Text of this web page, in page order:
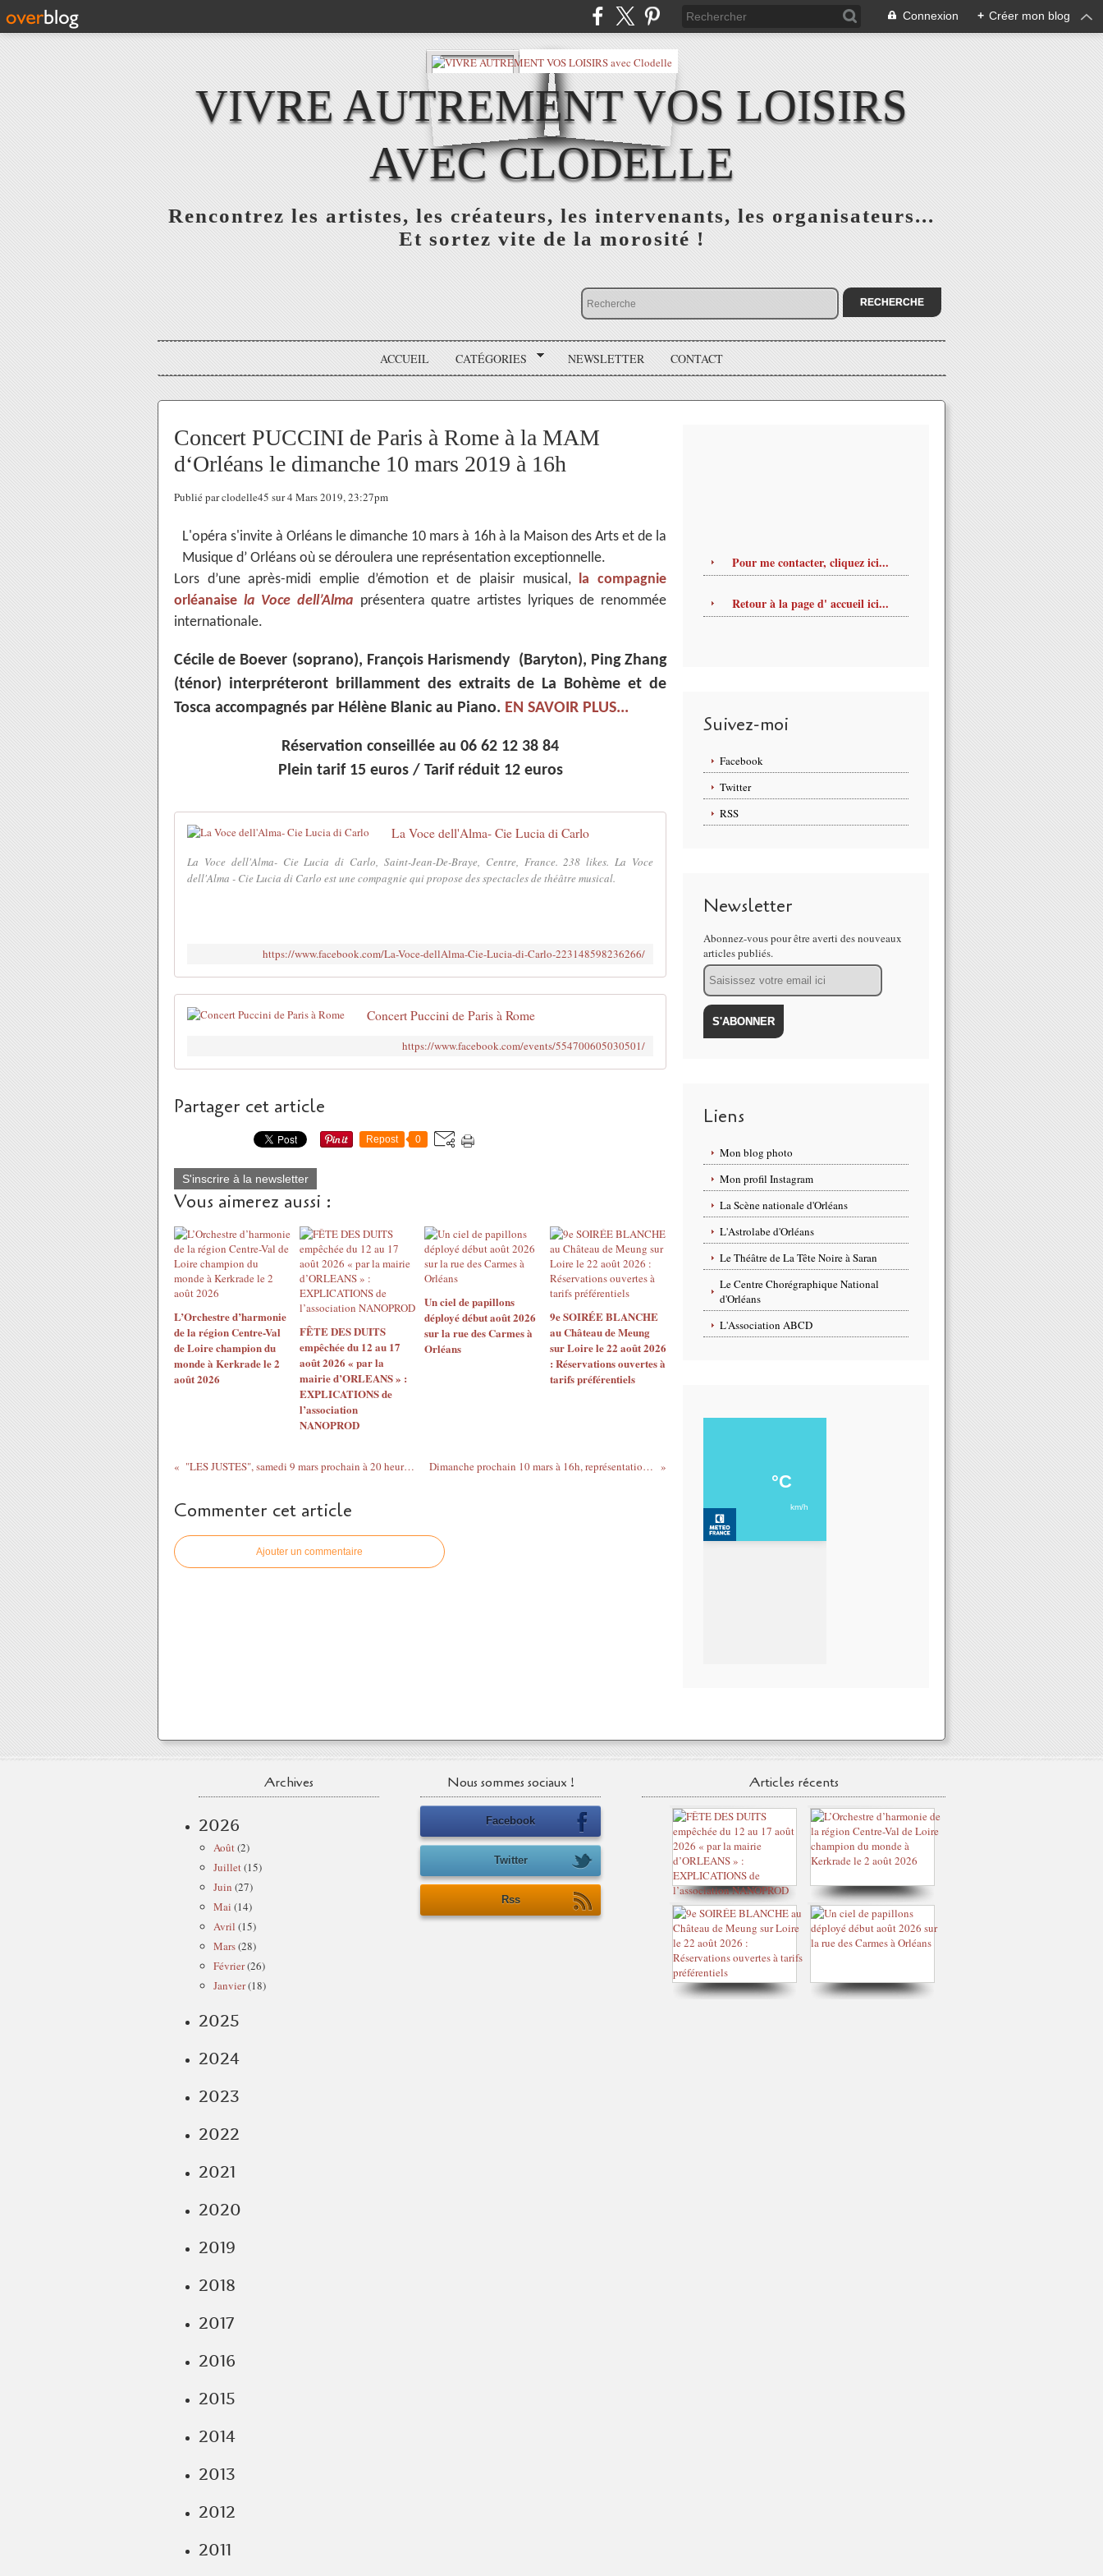
Connexion + Créer mon blog
VIVRE AUTREMENT VOS LOISIRS
AVEC CLODELLE
Rencontrez les artistes, les créateurs, les intervenants, les organisateurs...
Et sortez vite de la morosité !
ACCUEIL CATÉGORIES NEWSLETTER CONTACT
Concert PUCCINI de Paris à Rome à la MAM
d‘Orléans le dimanche 10 mars 2019 à 16h
Publié par clodelle45 sur 4 Mars 2019, 23:27pm
L'opéra s'invite à Orléans le dimanche 10 mars à 16h à la Maison des Arts et de la
Musique d’ Orléans où se déroulera une représentation exceptionnelle.
Lors d’une après-midi emplie d’émotion et de plaisir musical, la compagnie
orléanaise la Voce dell’Alma présentera quatre artistes lyriques de renommée
internationale.
Cécile de Boever (soprano), François Harismendy (Baryton), Ping Zhang
(ténor) interpréteront brillamment des extraits de La Bohème et de
Tosca accompagnés par Hélène Blanic au Piano. EN SAVOIR PLUS...
Réservation conseillée au 06 62 12 38 84
Plein tarif 15 euros / Tarif réduit 12 euros
La Voce dell'Alma- Cie Lucia di Carlo
La Voce dell'Alma- Cie Lucia di Carlo, Saint-Jean-De-Braye, Centre, France. 238 likes. La Voce
dell'Alma - Cie Lucia di Carlo est une compagnie qui propose des spectacles de théâtre musical.
https://www.facebook.com/La-Voce-dellAlma-Cie-Lucia-di-Carlo-223148598236266/
Concert Puccini de Paris à Rome
https://www.facebook.com/events/554700605030501/
Partager cet article
Repost 0
S'inscrire à la newsletter
Vous aimerez aussi :
L’Orchestre d’harmonie
de la région Centre-Val
de Loire champion du
monde à Kerkrade le 2
août 2026
FÊTE DES DUITS
empêchée du 12 au 17
août 2026 « par la
mairie d’ORLEANS » :
EXPLICATIONS de
l’association
NANOPROD
Un ciel de papillons
déployé début août 2026
sur la rue des Carmes à
Orléans
9e SOIRÉE BLANCHE
au Château de Meung
sur Loire le 22 août 2026
: Réservations ouvertes à
tarifs préférentiels
"LES JUSTES", samedi 9 mars prochain à 20 heures... Dimanche prochain 10 mars à 16h, représentation...
Commenter cet article
Ajouter un commentaire
Pour me contacter, cliquez ici...
Retour à la page d' accueil ici...
Suivez-moi
Facebook
Twitter
RSS
Newsletter
Abonnez-vous pour être averti des nouveaux
articles publiés.
Email
Liens
Mon blog photo
Mon profil Instagram
La Scène nationale d'Orléans
L'Astrolabe d'Orléans
Le Théâtre de La Tête Noire à Saran
Le Centre Chorégraphique National
d'Orléans
L'Association ABCD
Archives
2026
Août(2)
Juillet(15)
Juin (27)
Mai (14)
Avril (15)
Mars(28)
Février(26)
Janvier(18)
2025
2024
2023
2022
2021
2020
2019
2018
2017
2016
2015
2014
2013
2012
2011
Nous sommes sociaux !
Facebook
Twitter
Rss
Articles récents